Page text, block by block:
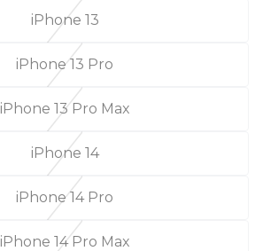
iPhone 13
iPhone 13 Pro
iPhone 13 Pro Max
iPhone 14
iPhone 14 Pro
iPhone 14 Pro Max